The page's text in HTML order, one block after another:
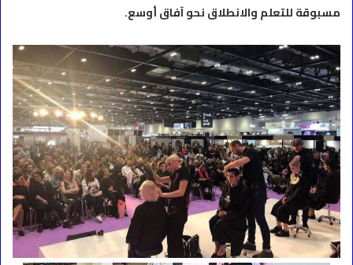
مسبوقة للتعلم والانطلاق نحو آفاق أوسع.